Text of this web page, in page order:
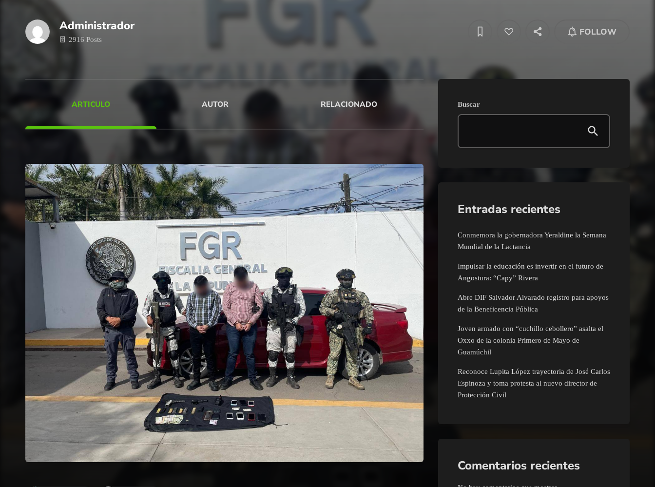
Administrador
2916 Posts
FOLLOW
ARTICULO AUTOR RELACIONADO Buscar
Entradas recientes
Conmemora la gobernadora Yeraldine la Semana
Mundial de la Lactancia
Impulsar la educación es invertir en el futuro de
Angostura: “Capy” Rivera
Abre DIF Salvador Alvarado registro para apoyos
de la Beneficencia Pública
Joven armado con “cuchillo cebollero” asalta el
Oxxo de la colonia Primero de Mayo de
Guamúchil
Reconoce Lupita López trayectoria de José Carlos
Espinoza y toma protesta al nuevo director de
Protección Civil
Comentarios recientes